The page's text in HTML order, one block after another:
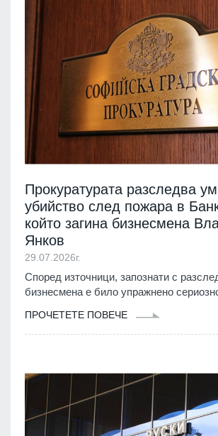
Прокуратурата разследва
убийство след пожара в
който загина бизнесмена
Янков
29.07.2026г.
Според източници, запознати с
бизнесмена е било упражнено
ПРОЧЕТЕТЕ ПОВЕЧЕ